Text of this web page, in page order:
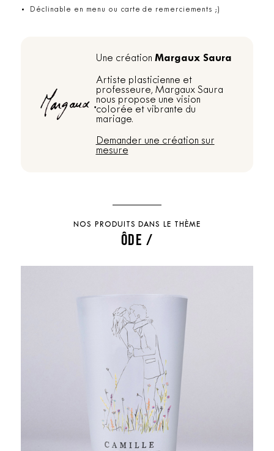
Déclinable en menu ou carte de remerciements ;)
Une création Margaux Saura
Artiste plasticienne et
professeure, Margaux Saura
nous propose une vision
colorée et vibrante du
mariage.
Demander une création sur
mesure
NOS PRODUITS DANS LE THÈME
ÔDE /